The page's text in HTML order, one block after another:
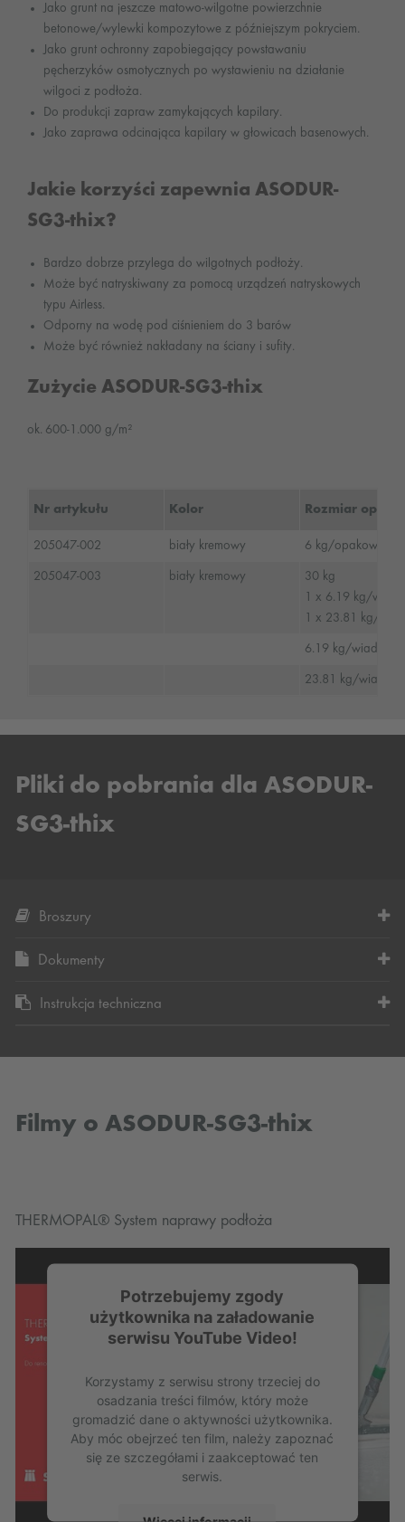
Jako grunt na jeszcze matowo-wilgotne powierzchnie
betonowe/wylewki kompozytowe z późniejszym pokryciem.
Jako grunt ochronny zapobiegający powstawaniu
pęcherzyków osmotycznych po wystawieniu na działanie
wilgoci z podłoża.
Do produkcji zapraw zamykających kapilary.
Jako zaprawa odcinająca kapilary w głowicach basenowych.
Jakie korzyści zapewnia ASODUR-
SG3-thix?
Bardzo dobrze przylega do wilgotnych podłoży.
Może być natryskiwany za pomocą urządzeń natryskowych
typu Airless.
Odporny na wodę pod ciśnieniem do 3 barów
Może być również nakładany na ściany i sufity.
Zużycie ASODUR-SG3-thix
ok. 600-1.000 g/m²
Nr artykułu Kolor Rozmiar
205047-002 biały kremowy 6 kg/opakowanie
205047-003 biały kremowy
30 kg
1 x 6.19 kg/
1 x 23.81 kg/
6.19 kg/wiadro
23.81 kg/wiadro
Pliki do pobrania dla ASODUR-
SG3-thix
Broszury
Dokumenty
Instrukcja techniczna
Filmy o ASODUR-SG3-thix
THERMOPAL® System naprawy podłoża
Potrzebujemy zgody
użytkownika na załadowanie
serwisu YouTube Video!
Korzystamy z serwisu strony trzeciej do
osadzania treści filmów, który może
gromadzić dane o aktywności użytkownika.
Aby móc obejrzeć ten film, należy zapoznać
się ze szczegółami i zaakceptować ten
serwis.